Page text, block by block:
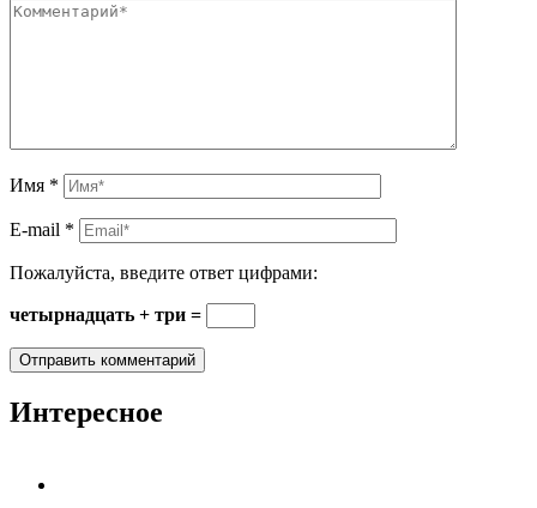
Имя *
E-mail *
Пожалуйста, введите ответ цифрами:
четырнадцать + три =
Интересное